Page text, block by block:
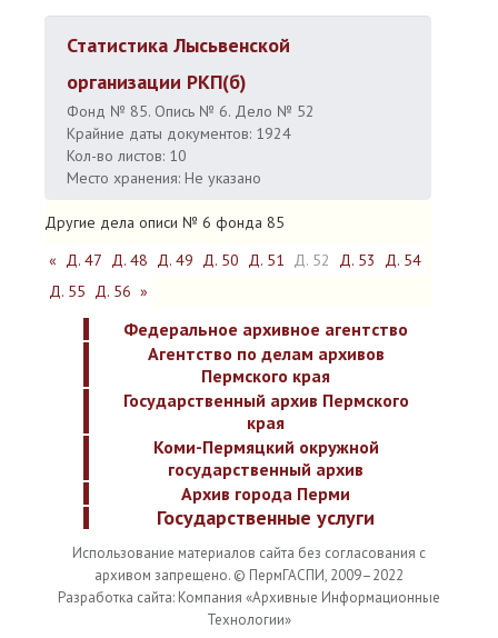
Статистика Лысьвенской
организации РКП(б)
Фонд № 85. Опись № 6. Дело № 52
Крайние даты документов: 1924
Кол-во листов: 10
Место хранения: Не указано
Другие дела описи № 6 фонда 85
« Д. 47 Д. 48 Д. 49 Д. 50 Д. 51 Д. 52 Д. 53
Д. 54
Д. 55 Д. 56 »
Федеральное архивное агентство
Агентство по делам архивов
Пермского края
Государственный архив Пермского
края
Коми-Пермяцкий окружной
государственный архив
Архив города Перми
Государственные услуги
Использование материалов сайта без согласования с
архивом запрещено. © ПермГАСПИ, 2009–2022
Разработка сайта: Компания «Архивные Информационные
Технологии»